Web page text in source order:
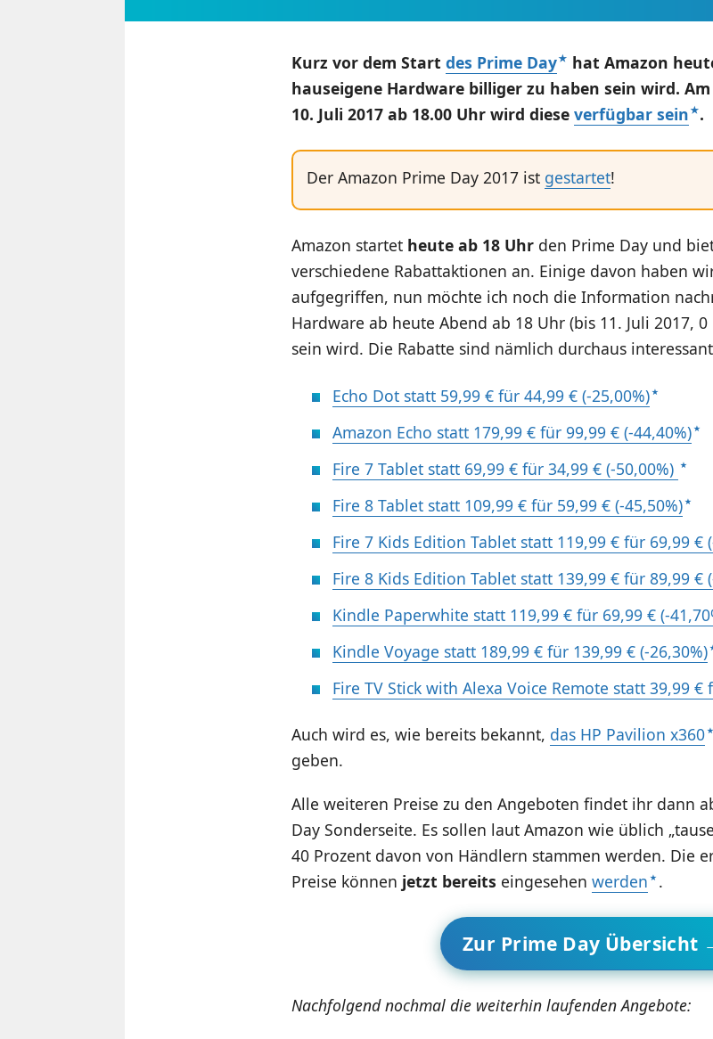
Kurz vor dem Start des Prime Day
hat Amazon
hauseigene Hardware billiger zu haben sein wird.
10. Juli 2017 ab 18.00 Uhr wird diese verfügbar sein .
Der Amazon Prime Day 2017 ist gestartet!
Amazon startet heute ab 18 Uhrden Prime Day und
verschiedene Rabattaktionen an. Einige davon haben
aufgegriffen, nun möchte ich noch die Information
Hardware ab heute Abend ab 18 Uhr (bis 11. Juli 2017,
sein wird. Die Rabatte sind nämlich durchaus
Echo Dot statt 59,99 € für 44,99 € (-25,00%)
Amazon Echo statt 179,99 € für 99,99 € (-44,40%)
Fire 7 Tablet statt 69,99 € für 34,99 € (-50,00%)
Fire 8 Tablet statt 109,99 € für 59,99 € (-45,50%)
Fire 7 Kids Edition Tablet statt 119,99 € für 69,99 €
Fire 8 Kids Edition Tablet statt 139,99 € für 89,99 €
Kindle Paperwhite statt 119,99 € für 69,99 € (-
Kindle Voyage statt 189,99 € für 139,99 € (-26,30%)
Fire TV Stick with Alexa Voice Remote statt 39,99 €
Auch wird es, wie bereits bekannt, das HP Pavilion x360
geben.
Alle weiteren Preise zu den Angeboten findet ihr dann
Day Sonderseite. Es sollen laut Amazon wie üblich
40 Prozent davon von Händlern stammen werden. Die
Preise können jetzt bereits eingesehen werden .
Zur Prime Day Übersicht
Nachfolgend nochmal die weiterhin laufenden Angebote: